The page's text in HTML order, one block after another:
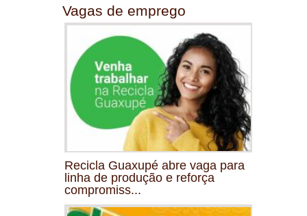
Vagas de emprego
Recicla Guaxupé abre vaga para
linha de produção e reforça
compromiss...